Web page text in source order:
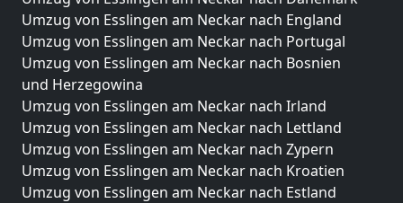
Umzug von Esslingen am Neckar nach England
Umzug von Esslingen am Neckar nach Portugal
Umzug von Esslingen am Neckar nach Bosnien
und Herzegowina
Umzug von Esslingen am Neckar nach Irland
Umzug von Esslingen am Neckar nach Lettland
Umzug von Esslingen am Neckar nach Zypern
Umzug von Esslingen am Neckar nach Kroatien
Umzug von Esslingen am Neckar nach Estland